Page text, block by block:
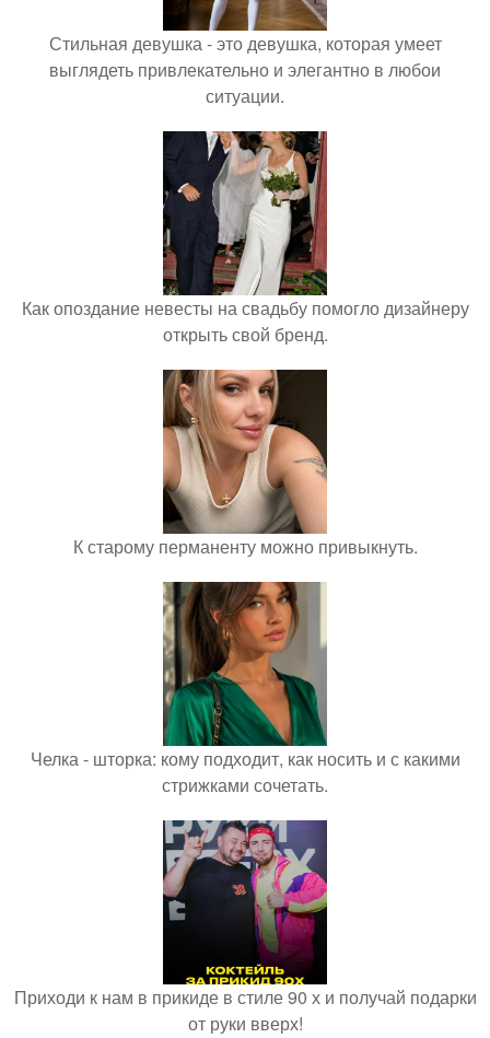
Стильная девушка - это девушка, которая умеет
выглядеть привлекательно и элегантно в любои
ситуации.
Как опоздание невесты на свадьбу помогло дизайнеру
открыть свой бренд.
К старому перманенту можно привыкнуть.
Челка - шторка: кому подходит, как носить и с какими
стрижками сочетать.
Приходи к нам в прикиде в стиле 90 х и получай подарки
от руки вверх!